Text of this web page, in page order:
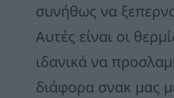
συνήθως να
Αυτές είναι οι
ιδανικά να
διάφορα σνακ μας